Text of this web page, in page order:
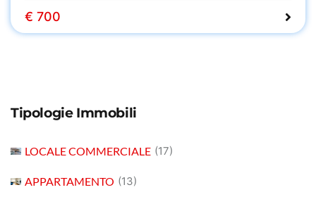
€ 700
Tipologie Immobili
LOCALE COMMERCIALE (17)
APPARTAMENTO (13)